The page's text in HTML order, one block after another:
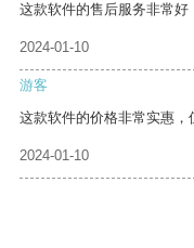
这款软件的售后服务非常好
2024-01-10
游客
这款软件的价格非常实惠，
2024-01-10